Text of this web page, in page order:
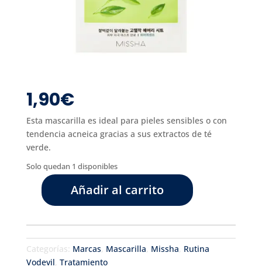
1,90€
Esta mascarilla es ideal para pieles sensibles o con
tendencia acneica gracias a sus extractos de té
verde.
Solo quedan 1 disponibles
sheet
mask
green
tea
Añadir al carrito
Categorías: Marcas, Mascarilla, Missha, Rutina
Vodevil, Tratamiento